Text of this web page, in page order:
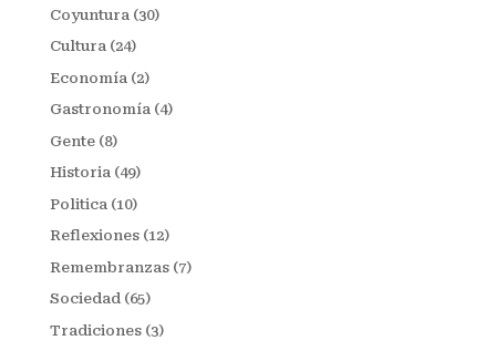
Coyuntura (30)
Cultura(24)
Economía (2)
Gastronomía(4)
Gente(8)
Historia(49)
Politica (10)
Reflexiones(12)
Remembranzas(7)
Sociedad(65)
Tradiciones(3)